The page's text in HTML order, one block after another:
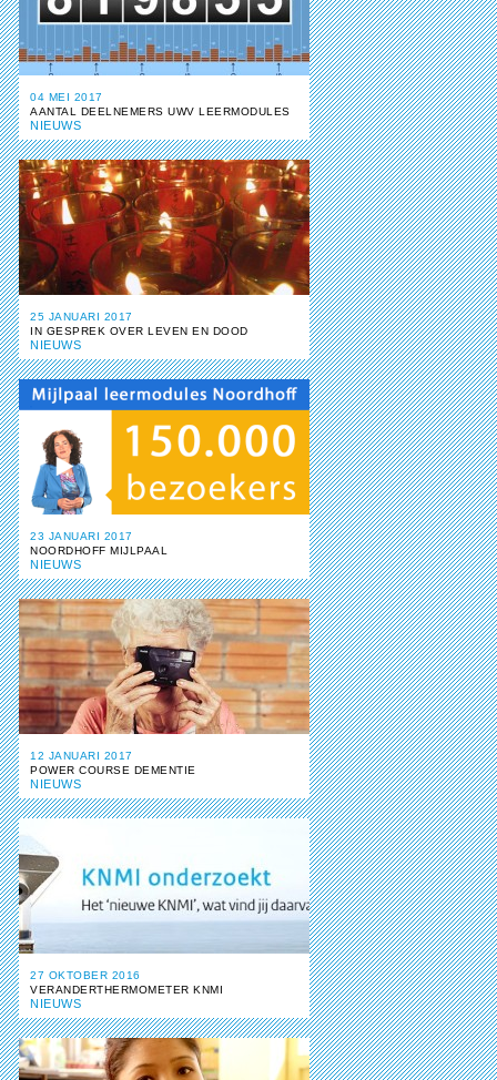
04 MEI 2017
AANTAL DEELNEMERS UWV LEERMODULES
NIEUWS
25 JANUARI 2017
IN GESPREK OVER LEVEN EN DOOD
NIEUWS
23 JANUARI 2017
NOORDHOFF MIJLPAAL
NIEUWS
12 JANUARI 2017
POWER COURSE DEMENTIE
NIEUWS
27 OKTOBER 2016
VERANDERTHERMOMETER KNMI
NIEUWS